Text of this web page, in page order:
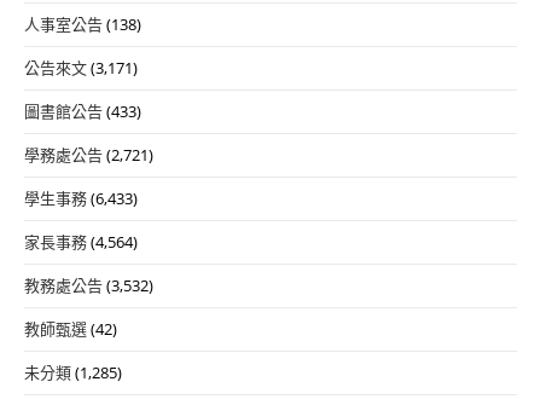
人事室公告(138)
公告來文(3,171)
圖書館公告(433)
學務處公告(2,721)
學生事務(6,433)
家長事務(4,564)
教務處公告(3,532)
教師甄選(42)
未分類(1,285)